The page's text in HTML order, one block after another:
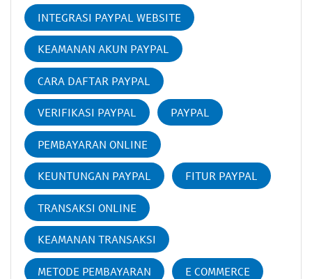
INTEGRASI PAYPAL WEBSITE
KEAMANAN AKUN PAYPAL
CARA DAFTAR PAYPAL
VERIFIKASI PAYPAL PAYPAL
PEMBAYARAN ONLINE
KEUNTUNGAN PAYPAL FITUR PAYPAL
TRANSAKSI ONLINE
KEAMANAN TRANSAKSI
METODE PEMBAYARAN E COMMERCE